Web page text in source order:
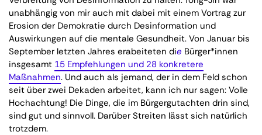
unabhängig von mir auch mit dabei mit einem Vortrag zur
Erosion der Demokratie durch Desinformation und
Auswirkungen auf die mentale Gesundheit. Von Januar bis
September letzten Jahres erabeiteten die Bürger*innen
insgesamt 15 Empfehlungen und 28 konkretere
Maßnahmen. Und auch als jemand, der in dem Feld schon
seit über zwei Dekaden arbeitet, kann ich nur sagen: Volle
Hochachtung! Die Dinge, die im Bürgergutachten drin sind,
sind gut und sinnvoll. Darüber Streiten lässt sich natürlich
trotzdem.